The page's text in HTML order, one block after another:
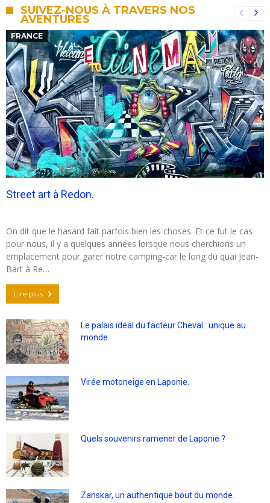
SUIVEZ-NOUS À TRAVERS NOS
AVENTURES
FRANCE
Street art à Redon.
On dit que le hasard fait parfois bien les choses. Et ce fut le cas
pour nous, il y a quelques années lorsque nous cherchions un
emplacement pour garer notre camping-car le long du quai Jean-
Bart à Re…
Lire plus
Le palais idéal du facteur Cheval : unique au
monde.
Virée motoneige en Laponie.
Quels souvenirs ramener de Laponie ?
Zanskar, un authentique bout du monde.